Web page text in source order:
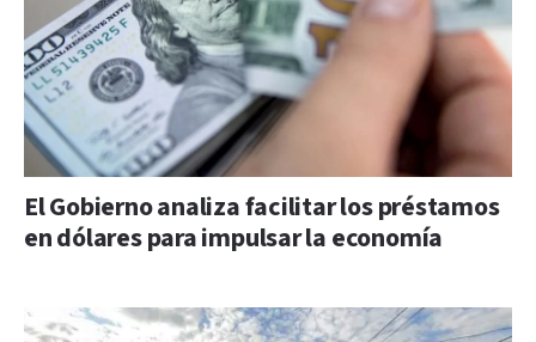
El Gobierno analiza facilitar los préstamos
en dólares para impulsar la economía